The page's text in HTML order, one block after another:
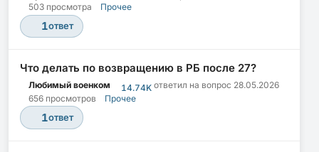
503 просмотра
Прочее
1ответ
Что делать по возвращению в РБ после 27?
Любимый военком 14.74Kответил на вопрос 28.05.2026
656 просмотров
Прочее
1ответ